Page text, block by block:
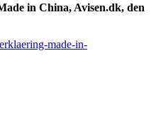
in China, Avisen.dk, den
made-in-